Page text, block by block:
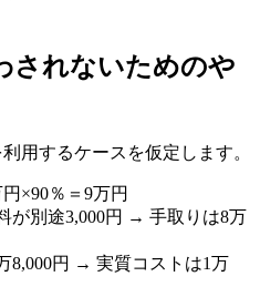
されないためのや
用するケースを仮定します。
×90％＝9万円
が別途3,000円 → 手取りは8万
8,000円 → 実質コストは1万